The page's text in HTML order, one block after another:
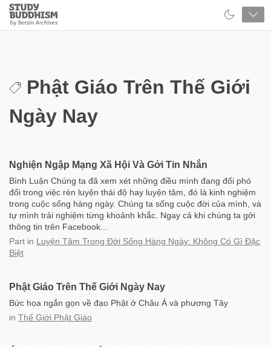
Close
Study
Buddhism
Phật Giáo Trên Thế Giới
Ngày Nay
Nghiện Ngập Mạng Xã Hội Và Gởi Tin Nhắn
Bình Luận Chúng ta đã xem xét những điều mình đang đối phó
đối trong việc rèn luyện thái độ hay luyện tâm, đó là kinh nghiệm
trong cuộc sống hàng ngày. Chúng ta sống cuộc đời của mình, và
tự mình trải nghiệm từng khoảnh khắc. Ngay cả khi chúng ta gởi
thông tin trên Facebook...
Part in Luyện Tâm Trong Đời Sống Hàng Ngày: Không Có Gì Đặc
Biệt
Phật Giáo Trên Thế Giới Ngày Nay
Bức họa ngắn gọn về đạo Phật ở Châu Á và phương Tây
in Thế Giới Phật Giáo